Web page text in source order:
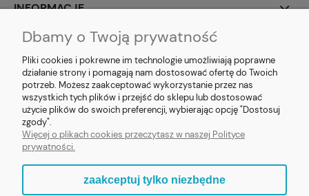
INFORMACJE
SOCIAL MEDIA
E-prezent.org|sprzedaz@e-prezent.org.pl| Tel.:511546060| NIP:
1133029322 | REGON: 388212193 | Skaryszewska 12, 03-802 Warszawa
© 2021 Księgarnia PREZENT
Dbamy o Twoją prywatność
Pliki cookies i pokrewne im technologie umożliwiają poprawne
działanie strony i pomagają nam dostosować ofertę do Twoich
potrzeb. Możesz zaakceptować wykorzystanie przez nas
wszystkich tych plików i przejść do sklepu lub dostosować
użycie plików do swoich preferencji, wybierając opcję "Dostosuj
zgody".
Więcej o plikach cookies przeczytasz w naszej Polityce
prywatności.
zaakceptuj tylko niezbędne